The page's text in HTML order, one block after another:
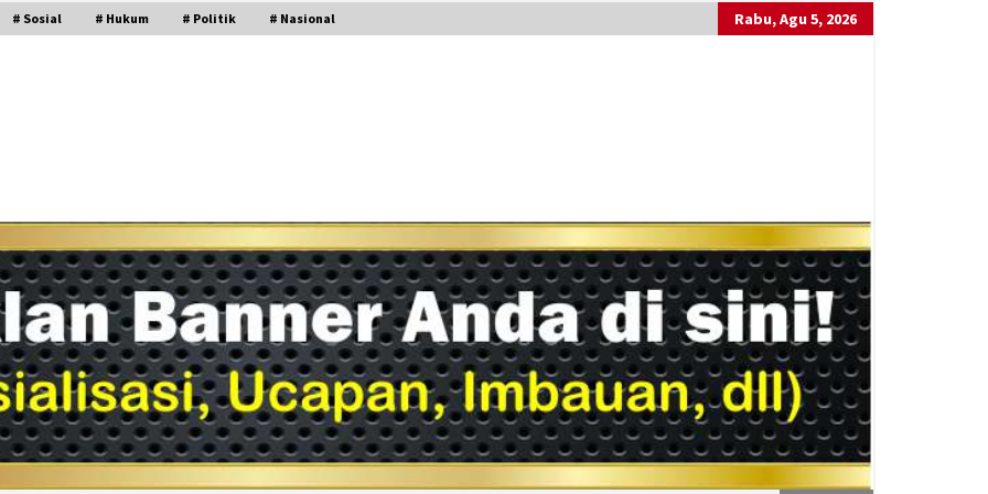
# Sosial # Hukum # Politik # Nasional Rabu, Agu 5, 2026